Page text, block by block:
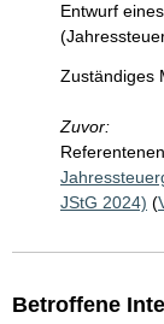
Entwurf
Zuständiges
Zuvor:
JStG 2024) (
Betroffene